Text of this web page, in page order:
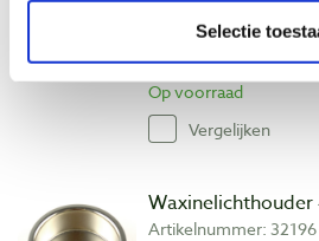
Selectie
€ 15,25 incl. btw
€ 12,60 excl. btw
Op voorraad
Vergelijken
Artikelnummer: 32196